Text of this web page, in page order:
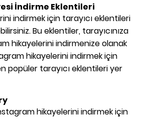
İndirme Eklentileri
indirmek için tarayıcı eklentileri
Bu eklentiler, tarayıcınıza
hikayelerini indirmenize olanak
hikayelerini indirmek için
popüler tarayıcı eklentileri yer
hikayelerini indirmek için